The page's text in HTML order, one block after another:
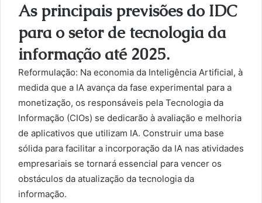
As principais previsões do IDC
para o setor de tecnologia da
informação até 2025.
Reformulação: Na economia da Inteligência Artificial, à
medida que a IA avança da fase experimental para a
monetização, os responsáveis pela Tecnologia da
Informação (CIOs) se dedicarão à avaliação e melhoria
de aplicativos que utilizam IA. Construir uma base
sólida para facilitar a incorporação da IA nas atividades
empresariais se tornará essencial para vencer os
obstáculos da atualização da tecnologia da
informação.